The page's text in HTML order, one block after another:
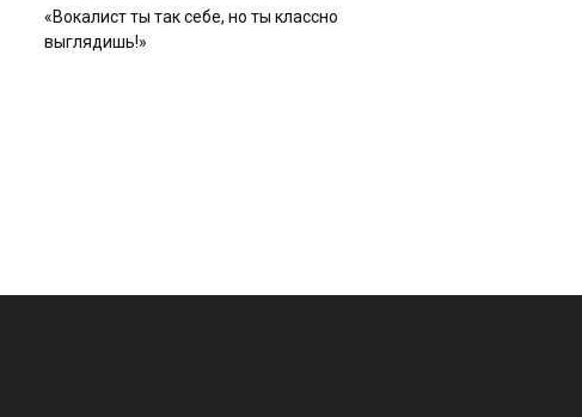
«Вокалист ты так себе, но ты классно
выглядишь!»